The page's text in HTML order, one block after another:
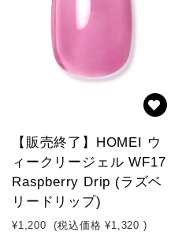
【販売終了】HOMEI ウ
ィークリージェル WF17
Raspberry Drip (ラズベ
リードリップ)
¥1,200 (税込価格 ¥1,320 )